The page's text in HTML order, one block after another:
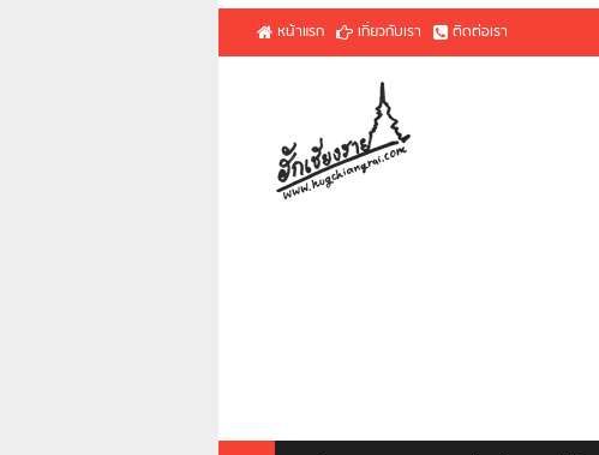
หน้าแรก เกี่ยวกับเรา ติดต่อเรา